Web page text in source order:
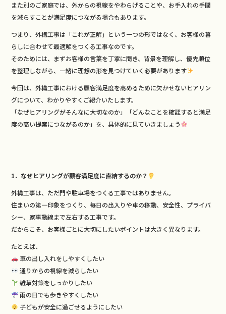
また別のご家庭では、外からの視線をやわらげることや、お手入れの手間
を減らすことが満足度につながる場合もあります。
つまり、外構工事は「これが正解」という一つの形ではなく、お客様の暮
らしに合わせて最適解をつくる工事なのです。
そのためには、まずお客様の言葉を丁寧に聞き、背景を理解し、優先順位
を整理しながら、一緒に理想の形を見つけていく必要があります
今回は、外構工事における顧客満足度を高めるために欠かせないヒアリン
グについて、わかりやすくご紹介いたします。
「なぜヒアリングがそんなに大切なのか」「どんなことを確認すると満足
度の高い提案につながるのか」を、具体的に見ていきましょう
1．なぜヒアリングが顧客満足度に直結するのか？
外構工事は、ただ門や駐車場をつくる工事ではありません。
住まいの第一印象をつくり、毎日の出入りや車の移動、安全性、プライバ
シー、家事動線まで左右する工事です。
だからこそ、お客様ごとに大切にしたいポイントは大きく異なります。
たとえば、
車の出し入れをしやすくしたい
通りからの視線を減らしたい
雑草対策をしっかりしたい
雨の日でも歩きやすくしたい
子どもが安全に過ごせるようにしたい